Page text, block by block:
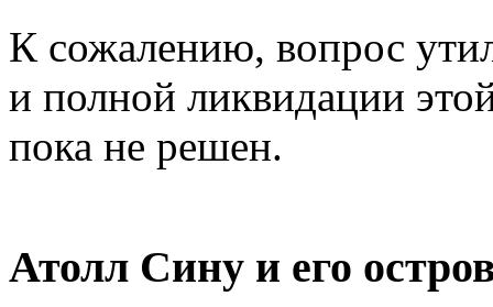
К сожалению, вопрос
и полной ликвидации
пока не решен.
Атолл Сину и его